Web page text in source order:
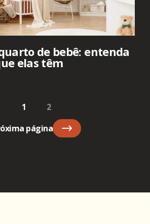
de bebê: entenda
elas têm
1
2
página